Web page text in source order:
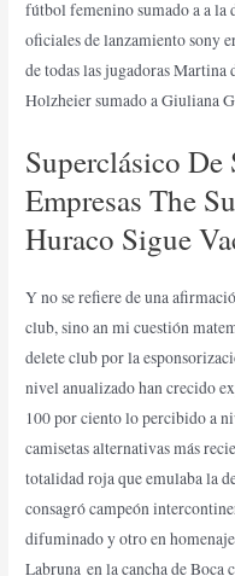
fútbol femenino sumado a a la
oficiales de lanzamiento sony
de todas las jugadoras
Holzheier sumado a Giuliana
Superclásico De
Empresas The
Huraco Sigue
Y no se refiere de una
club, sino an mi cuestión
delete club por la
nivel anualizado han crecido
100 por ciento lo percibido a
camisetas alternativas más
totalidad roja que emulaba la
consagró campeón
difuminado y otro en
Labruna en la cancha de Boca